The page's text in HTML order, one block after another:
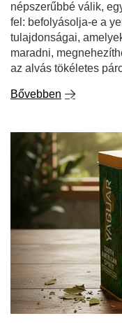
népszerűbbé válik,
fel: befolyásolja-e a
tulajdonságai,
maradni,
az alvás tökéletes
Bővebben